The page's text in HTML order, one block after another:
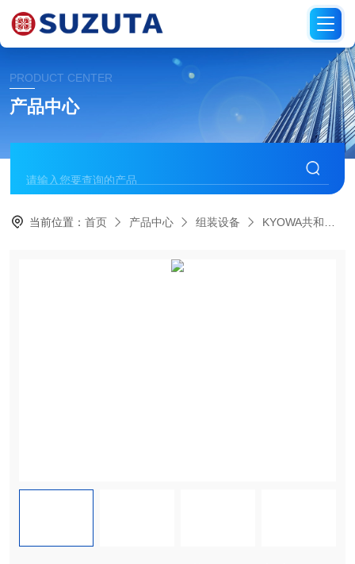
PRODUCT CENTER
产品中心
当前位置：首页 产品中心 组装设备 KYOWA共和电业